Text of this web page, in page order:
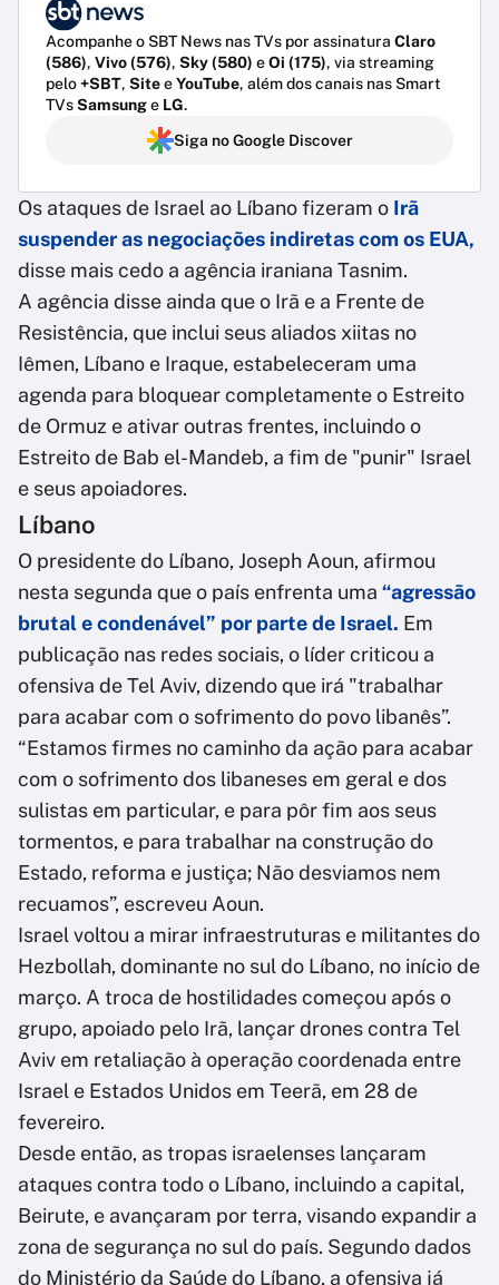
Acompanhe o SBT News nas TVs por assinatura Claro
(586), Vivo (576), Sky (580) eOi (175), via streaming
pelo+SBT, SiteeYouTube, além dos canais nas Smart
TVsSamsunge LG.
Siga no Google Discover
Os ataques de Israel ao Líbano fizeram o Irã
suspender as negociações indiretas com os EUA,
disse mais cedo a agência iraniana Tasnim.
A agência disse ainda que o Irã e a Frente de
Resistência, que inclui seus aliados xiitas no
Iêmen, Líbano e Iraque, estabeleceram uma
agenda para bloquear completamente o Estreito
de Ormuz e ativar outras frentes, incluindo o
Estreito de Bab el-Mandeb, a fim de "punir" Israel
e seus apoiadores.
Líbano
O presidente do Líbano, Joseph Aoun, afirmou
nesta segunda que o país enfrenta uma “agressão
brutal e condenável” por parte de Israel. Em
publicação nas redes sociais, o líder criticou a
ofensiva de Tel Aviv, dizendo que irá "trabalhar
para acabar com o sofrimento do povo libanês”.
“Estamos firmes no caminho da ação para acabar
com o sofrimento dos libaneses em geral e dos
sulistas em particular, e para pôr fim aos seus
tormentos, e para trabalhar na construção do
Estado, reforma e justiça; Não desviamos nem
recuamos”, escreveu Aoun.
Israel voltou a mirar infraestruturas e militantes do
Hezbollah, dominante no sul do Líbano, no início de
março. A troca de hostilidades começou após o
grupo, apoiado pelo Irã, lançar drones contra Tel
Aviv em retaliação à operação coordenada entre
Israel e Estados Unidos em Teerã, em 28 de
fevereiro.
Desde então, as tropas israelenses lançaram
ataques contra todo o Líbano, incluindo a capital,
Beirute, e avançaram por terra, visando expandir a
zona de segurança no sul do país. Segundo dados
do Ministério da Saúde do Líbano, a ofensiva já